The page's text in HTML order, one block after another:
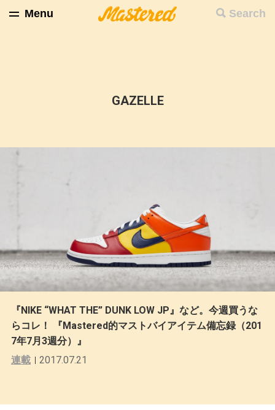
Search
Menu
GAZELLE
『NIKE “WHAT THE” DUNK LOW JP』など。今週買うな
らコレ！ 『Mastered的マストバイアイテム備忘録（201
7年7月3週分）』
連載
2017.07.21